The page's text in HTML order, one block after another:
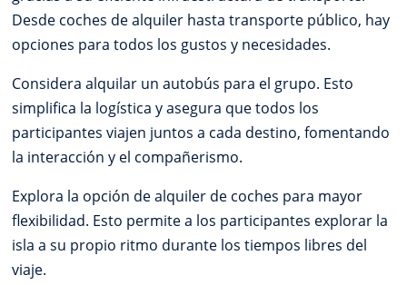
Desde coches de alquiler hasta transporte público, hay
opciones para todos los gustos y necesidades.
Considera alquilar un autobús para el grupo. Esto
simplifica la logística y asegura que todos los
participantes viajen juntos a cada destino, fomentando
la interacción y el compañerismo.
Explora la opción de alquiler de coches para mayor
flexibilidad. Esto permite a los participantes explorar la
isla a su propio ritmo durante los tiempos libres del
viaje.